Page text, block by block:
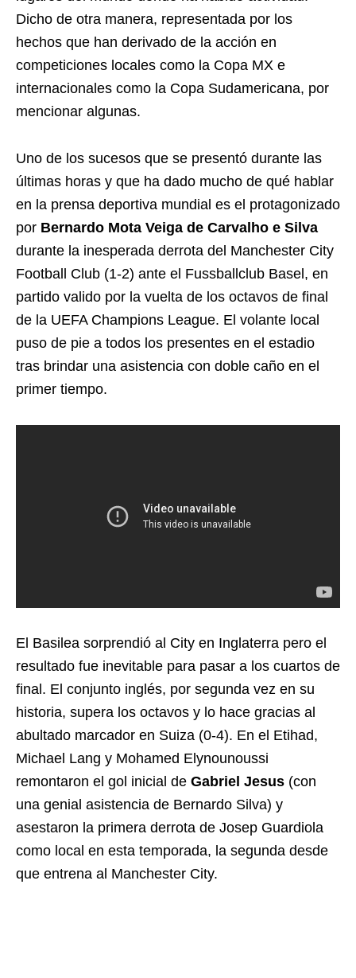
Dicho de otra manera, representada por los
hechos que han derivado de la acción en
competiciones locales como la Copa MX e
internacionales como la Copa Sudamericana, por
mencionar algunas.
Uno de los sucesos que se presentó durante las
últimas horas y que ha dado mucho de qué hablar
en la prensa deportiva mundial es el protagonizado
por Bernardo Mota Veiga de Carvalho e Silva
durante la inesperada derrota del Manchester City
Football Club (1-2) ante el Fussballclub Basel, en
partido valido por la vuelta de los octavos de final
de la UEFA Champions League. El volante local
puso de pie a todos los presentes en el estadio
tras brindar una asistencia con doble caño en el
primer tiempo.
El Basilea sorprendió al City en Inglaterra pero el
resultado fue inevitable para pasar a los cuartos de
final. El conjunto inglés, por segunda vez en su
historia, supera los octavos y lo hace gracias al
abultado marcador en Suiza (0-4). En el Etihad,
Michael Lang y Mohamed Elynounoussi
remontaron el gol inicial de Gabriel Jesus (con
una genial asistencia de Bernardo Silva) y
asestaron la primera derrota de Josep Guardiola
como local en esta temporada, la segunda desde
que entrena al Manchester City.